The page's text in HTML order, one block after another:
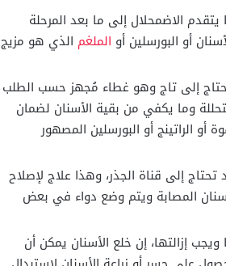
الاضمحلال إلى ما بعد المرحلة
أو البورسلين أو الملغم الذي هو مزيج
إلى تاج وهو غطاء مُجهز حسب الطلب
وما يكفي من بقية الأسنان لضمان
الراتينج أو البورسلين المصهور
إلى قناة الجذر، وهذا علاج لإصلاح
المصابة ويتم وضع دواء في بعض
إزالتها، إن خلع الأسنان يمكن أن